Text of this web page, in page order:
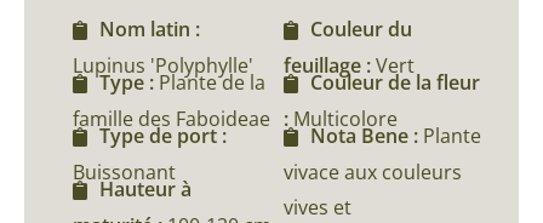
Nom latin :
Lupinus 'Polyphylle'
Type : Plante de la
famille des Faboideae
Type de port :
Buissonant
Hauteur à
Couleur du
feuillage :Vert
Couleur de la fleur
: Multicolore
Nota Bene : Plante
vivace aux couleurs
vives et